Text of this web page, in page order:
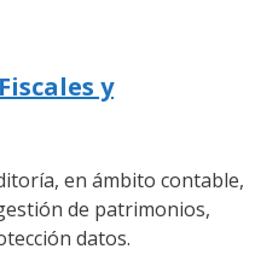
y
en ámbito contable,
de patrimonios,
datos.